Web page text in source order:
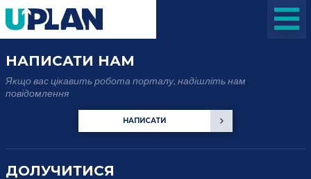
НАПИСАТИ НАМ
Якщо вас цікавить робота порталу, надішліть нам
повідомлення
НАПИСАТИ
ДОЛУЧИТИСЯ